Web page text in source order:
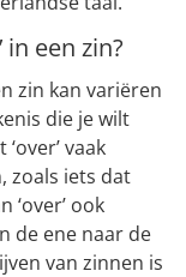
in een zin?
zin kan variëren
die je wilt
vaak
zoals iets dat
‘over’ ook
de ene naar de
van zinnen is